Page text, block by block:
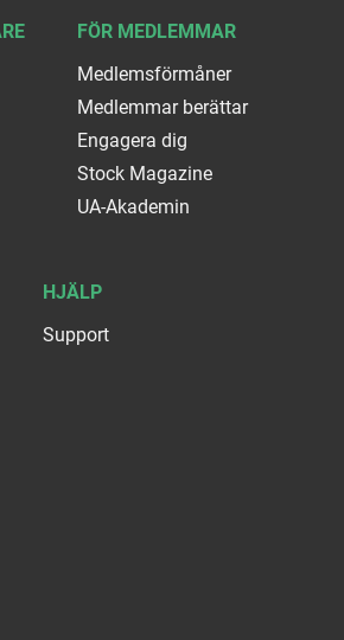
FÖR MEDLEMMAR
Medlemsförmåner
Medlemmar berättar
Engagera dig
Stock Magazine
UA-Akademin
HJÄLP
Support